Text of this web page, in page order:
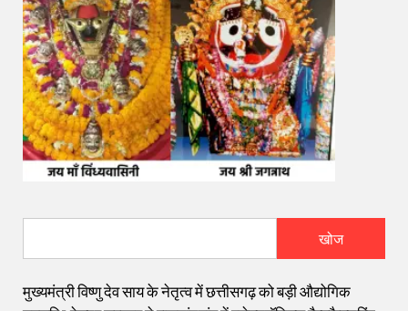
खोज
मुख्यमंत्री विष्णु देव साय के नेतृत्व में छत्तीसगढ़ को बड़ी औद्योगिक